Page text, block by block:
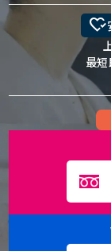
heart_check
最